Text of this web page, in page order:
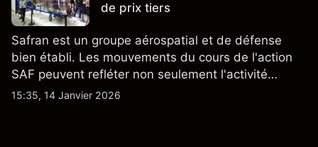
de prix tiers
Safran est un groupe aérospatial et de défense
bien établi. Les mouvements du cours de l'action
SAF peuvent refléter non seulement l'activité
quotidienne du marché, mais aussi la position de
15:35, 14 Janvier 2026